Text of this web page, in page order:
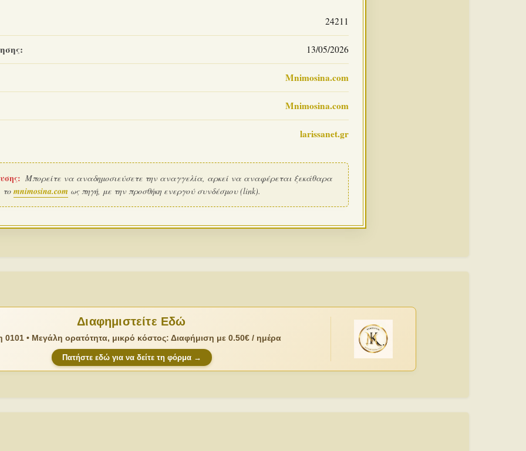
24211
13/05/2026
Mnimosina.com
Mnimosina.com
larissanet.gr
Μπορείτε να αναδημοσιεύσετε την αναγγελία, αρκεί να αναφέρεται ξεκάθαρα
το mnimosina.com ως πηγή, με την προσθήκη ενεργού συνδέσμου (link).
Διαφημιστείτε Εδώ
0101 • Μεγάλη ορατότητα, μικρό κόστος: Διαφήμιση με 0.50€ / ημέρα
Πατήστε εδώ για να δείτε τη φόρμα →